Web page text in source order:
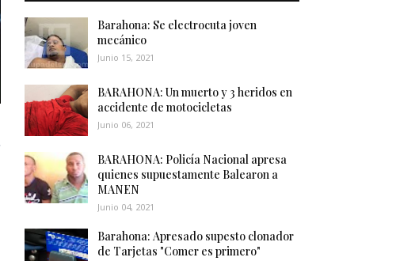
Barahona: Se electrocuta joven
mecánico
Junio 15, 2021
BARAHONA: Un muerto y 3 heridos en
accidente de motocicletas
Junio 06, 2021
BARAHONA: Policía Nacional apresa
quienes supuestamente Balearon a
MANEN
Junio 04, 2021
Barahona: Apresado supesto clonador
de Tarjetas "Comer es primero"